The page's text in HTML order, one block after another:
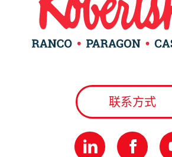
联系方式